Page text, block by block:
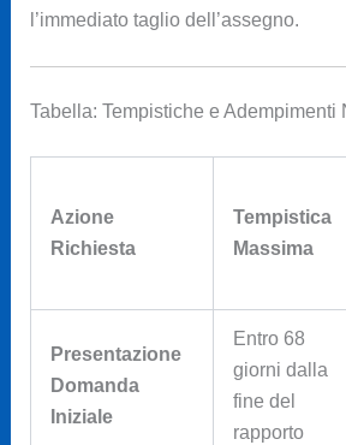
l’immediato taglio dell’assegno.
Tabella: Tempistiche e Adempimenti
Azione
Richiesta
Tempistica
Massima
Presentazione
Domanda
Iniziale
Entro 68
giorni dalla
fine del
rapporto